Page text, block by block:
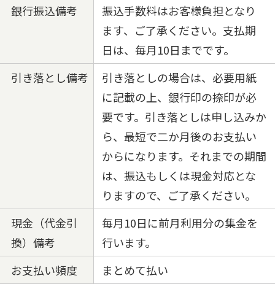
銀行振込備考
振込手数料はお客様負担となり
ます、ご了承ください。支払期
日は、毎月10日までです。
引き落とし備考
引き落としの場合は、必要用紙
に記載の上、銀行印の捺印が必
要です。引き落としは申し込みか
ら、最短で二か月後のお支払い
からになります。それまでの期間
は、振込もしくは現金対応とな
りますので、ご了承ください。
現金（代金引
換）備考
毎月10日に前月利用分の集金を
行います。
お支払い頻度
まとめて払い